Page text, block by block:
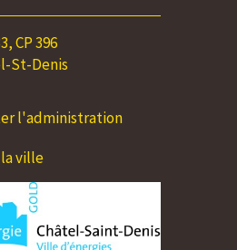
CP 396
St-Denis
l'administration
ville